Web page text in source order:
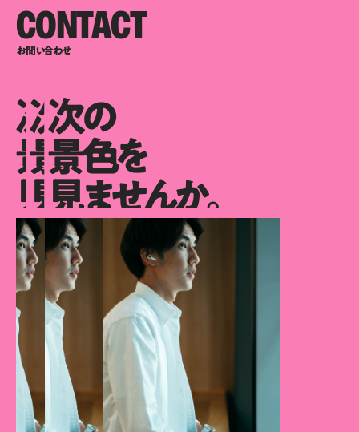
CONTACT
お問い合わせ
次の
景色を
見ませんか。
次の
景色を
見ませんか。
次の
景色を
見ませんか。
次の景色を見ませんか。